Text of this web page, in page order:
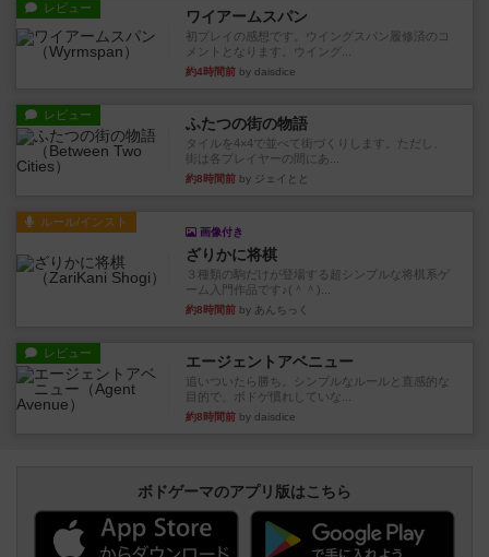
レビュー ワイアームスパン
初プレイの感想です。ウイングスパン履修済のコ
メントとなります。ウイング...
約4時間前 by daisdice
レビュー ふたつの街の物語
タイルを4×4で並べて街づくりします。ただし、
街は各プレイヤーの間にあ...
約8時間前 by ジェイとと
ルール/インスト
画像付き
ざりかに将棋
３種類の駒だけが登場する超シンプルな将棋系ゲ
ーム入門作品です♪(＾＾)...
約8時間前 by あんちっく
レビュー エージェントアベニュー
追いついたら勝ち。シンプルなルールと直感的な
目的で、ボドゲ慣れしていな...
約8時間前 by daisdice
ボドゲーマのアプリ版はこちら